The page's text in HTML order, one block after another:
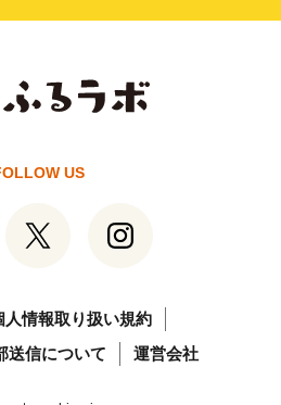
US
人情報取り扱い規約
送信について
運営会社